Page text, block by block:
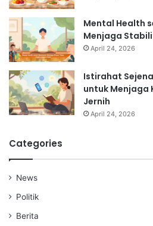
Mental Health
Menjaga
April 24, 2026
Istirahat
untuk Menjaga
Jernih
April 24, 2026
Categories
News
Politik
Berita